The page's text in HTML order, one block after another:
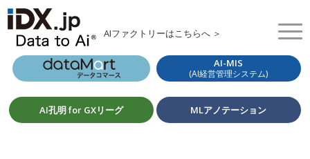
AIファクトリーはこちらへ ＞
AI-MIS
(AI経営管理システム)
AI孔明 for GXリーグ MLアノテーション